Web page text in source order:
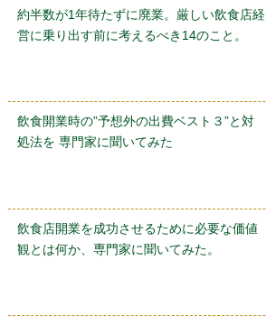
約半数が1年待たずに廃業。厳しい飲食店経
営に乗り出す前に考えるべき14のこと。
飲食開業時の”予想外の出費ベスト３”と対
処法を 専門家に聞いてみた
飲食店開業を成功させるために必要な価値
観とは何か、専門家に聞いてみた。